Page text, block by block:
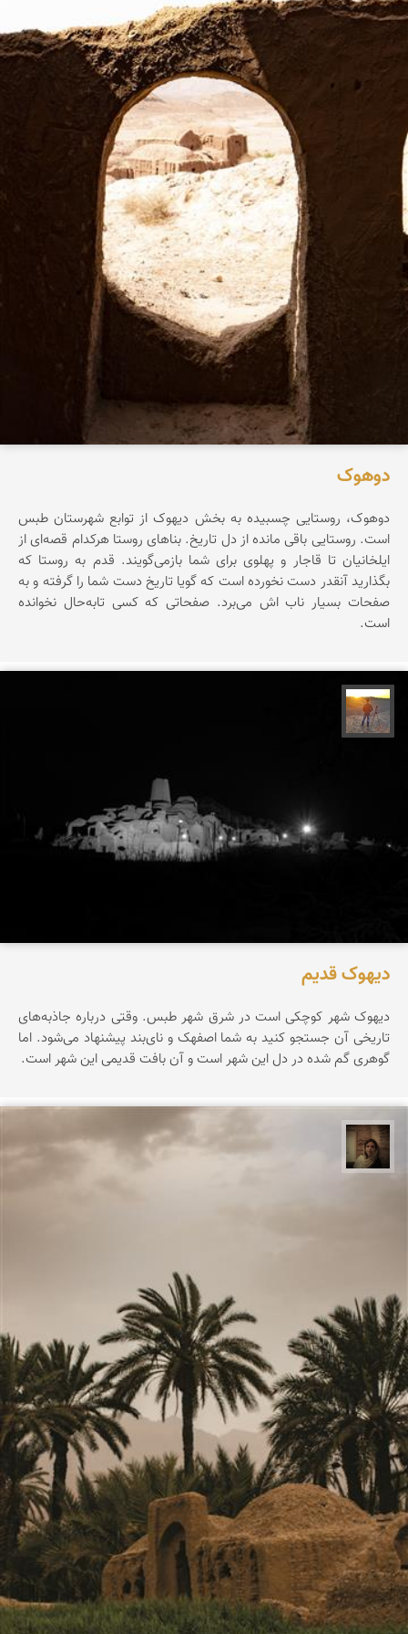
دوهوک
دوهوک، روستایی چسبیده به بخش دیهوک از توابع شهرستان طبس
است. روستایی باقی مانده از دل تاریخ. بناهای روستا هرکدام قصه‌ای از
ایلخانیان تا قاجار و پهلوی‌ برای شما بازمی‌گویند. قدم به روستا که
بگذارید آنقدر دست نخورده است که گویا تاریخ دست شما را گرفته و به
صفحات بسیار ناب اش می‌برد. صفحاتی که کسی تابه‌حال نخوانده
است.
دیهوک قدیم
دیهوک شهر کوچکی است در شرق شهر طبس. وقتی درباره جاذبه‌های
تاریخی آن جستجو کنید به شما اصفهک و نای‌بند پیشنهاد می‌شود. اما
گوهری گم شده در دل این شهر است و آن بافت قدیمی این شهر است.